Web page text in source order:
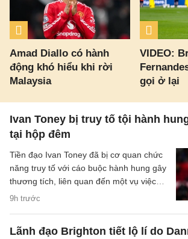
Amad Diallo có hành
động khó hiểu khi rời
Malaysia
VIDEO:
gọi ở lại
Ivan Toney bị truy tố tội hành
tại hộp đêm
9h trước
Tiền đạo Ivan Toney đã bị cơ quan chức
năng truy tố với cáo buộc hành hung gây
thương tích, liên quan đến một vụ việc
xảy ra tại hộp đêm vào tháng 12/2025.
Lãnh đạo Brighton tiết lộ lí do